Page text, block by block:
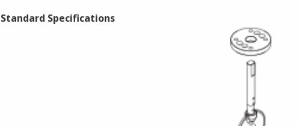
Standard Specifications